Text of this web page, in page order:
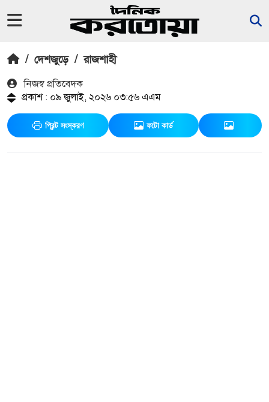
/ দেশজুড়ে / রাজশাহী
নিজস্ব প্রতিবেদক
প্রকাশ : ০৯ জুলাই, ২০২৬ ০৩:৫৬ এএম
প্রিন্ট সংস্করণ ফটো কার্ড